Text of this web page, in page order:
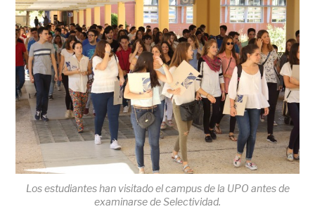
Los estudiantes han visitado el campus de la UPO antes de
examinarse de Selectividad.